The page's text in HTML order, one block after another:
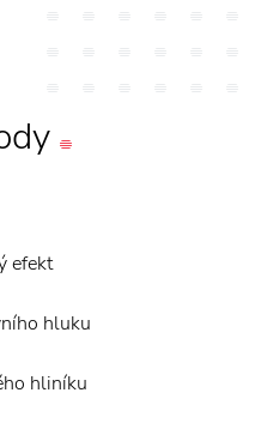
efekt
hluku
hliníku